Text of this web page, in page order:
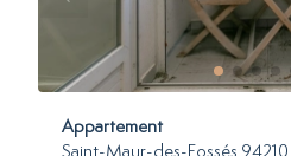
Appartement
Saint-Maur-des-Fossés 94210